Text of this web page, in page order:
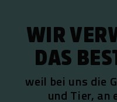
WIR
DAS
weil bei uns die
und Tier,